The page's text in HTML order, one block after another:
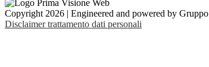
Copyright 2026 | Engineered and powered by
Disclaimer trattamento dati personali